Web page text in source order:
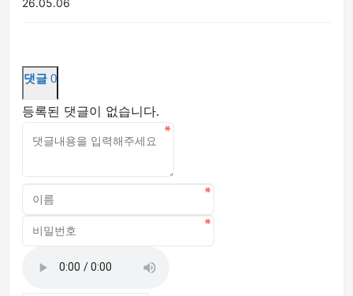
댓글 0
등록된 댓글이 없습니다.